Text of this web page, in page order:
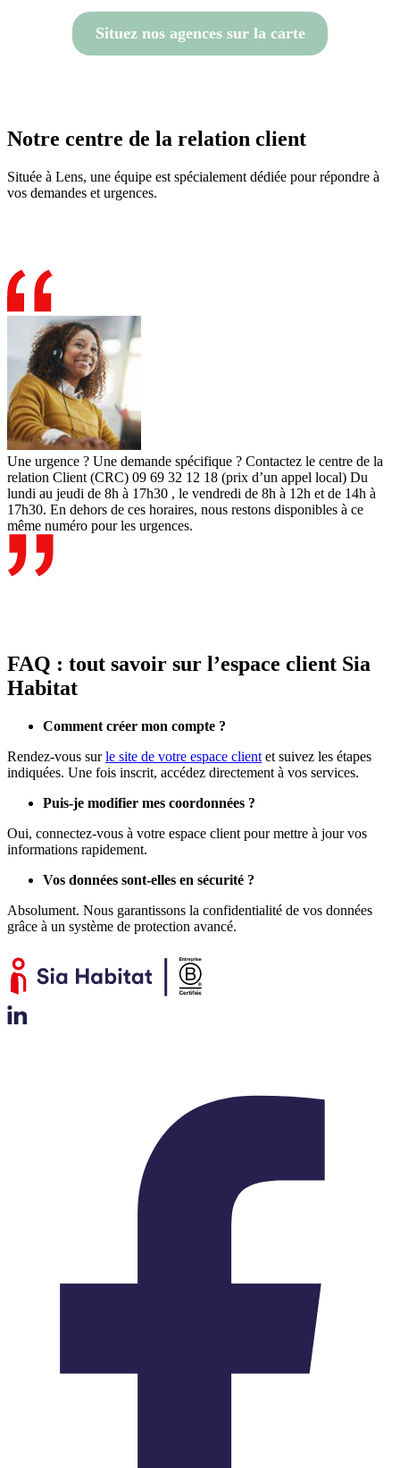
Situez nos agences sur la carte
Notre centre de la relation client
Située à Lens, une équipe est spécialement dédiée pour répondre à
vos demandes et urgences.
Une urgence ? Une demande spécifique ? Contactez le centre de la
relation Client (CRC) 09 69 32 12 18 (prix d’un appel local) Du
lundi au jeudi de 8h à 17h30 , le vendredi de 8h à 12h et de 14h à
17h30. En dehors de ces horaires, nous restons disponibles à ce
même numéro pour les urgences.
FAQ : tout savoir sur l’espace client Sia
Habitat
Comment créer mon compte ?
Rendez-vous surle site de votre espace client et suivez les étapes
indiquées. Une fois inscrit, accédez directement à vos services.
Puis-je modifier mes coordonnées ?
Oui, connectez-vous à votre espace client pour mettre à jour vos
informations rapidement.
Vos données sont-elles en sécurité ?
Absolument. Nous garantissons la confidentialité de vos données
grâce à un système de protection avancé.